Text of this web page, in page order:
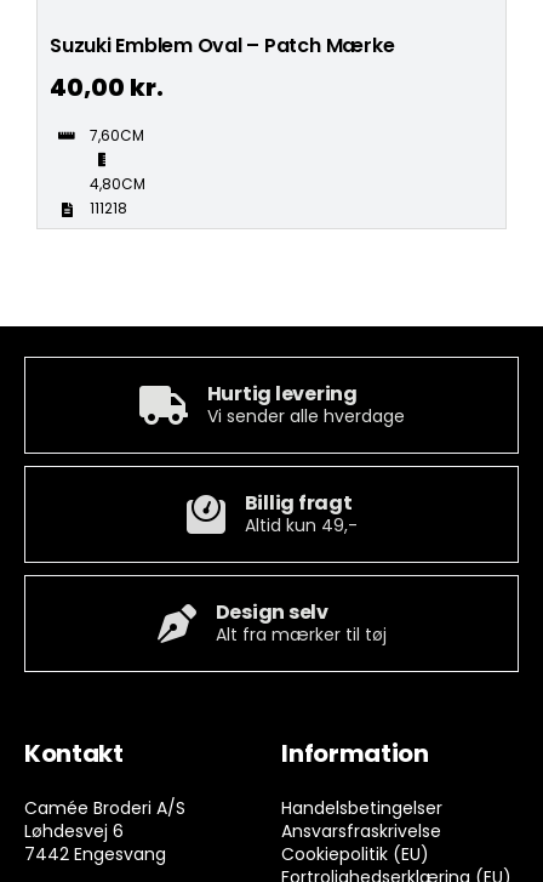
Suzuki Emblem Oval – Patch Mærke
40,00 kr.
7,60CM
4,80CM
111218
Hurtig levering
Vi sender alle hverdage
Billig fragt
Altid kun 49,-
Design selv
Alt fra mærker til tøj
Kontakt
Camée Broderi A/S
Løhdesvej 6
7442 Engesvang
Information
Handelsbetingelser
Ansvarsfraskrivelse
Cookiepolitik (EU)
Fortrolighedserklæring (EU)